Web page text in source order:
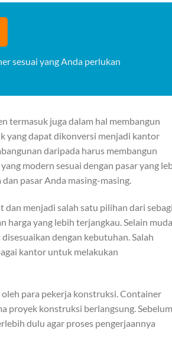
sesuai yang Anda perlukan
termasuk juga dalam hal membangun
yang dapat dikonversi menjadi kantor
daripada harus membangun
modern sesuai dengan pasar yang
pasar Anda masing-masing.
menjadi salah satu pilihan dari
harga yang lebih terjangkau. Selain
dengan kebutuhan. Salah
kantor untuk melakukan
para pekerja konstruksi. Container
proyek konstruksi berlangsung. Sebelum
dulu agar proses pengerjaannya